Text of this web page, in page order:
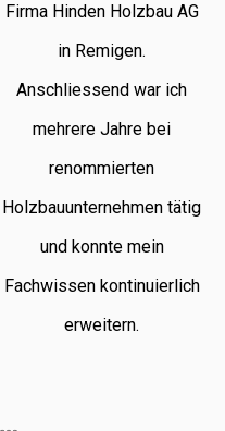
Firma Hinden Holzbau AG
in Remigen.
Anschliessend war ich
mehrere Jahre bei
renommierten
Holzbauunternehmen tätig
und konnte mein
Fachwissen kontinuierlich
erweitern.